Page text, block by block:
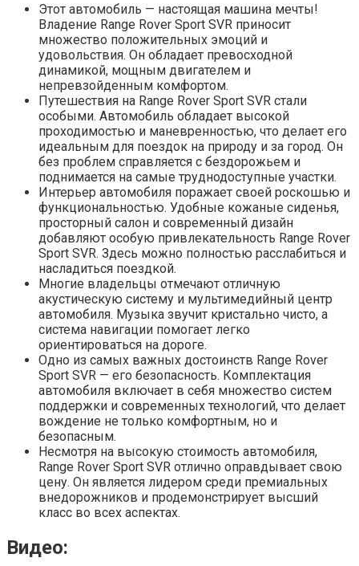
Этот автомобиль — настоящая машина мечты!
Владение Range Rover Sport SVR приносит
множество положительных эмоций и
удовольствия. Он обладает превосходной
динамикой, мощным двигателем и
непревзойденным комфортом.
Путешествия на Range Rover Sport SVR стали
особыми. Автомобиль обладает высокой
проходимостью и маневренностью, что делает его
идеальным для поездок на природу и за город. Он
без проблем справляется с бездорожьем и
поднимается на самые труднодоступные участки.
Интерьер автомобиля поражает своей роскошью и
функциональностью. Удобные кожаные сиденья,
просторный салон и современный дизайн
добавляют особую привлекательность Range Rover
Sport SVR. Здесь можно полностью расслабиться и
насладиться поездкой.
Многие владельцы отмечают отличную
акустическую систему и мультимедийный центр
автомобиля. Музыка звучит кристально чисто, а
система навигации помогает легко
ориентироваться на дороге.
Одно из самых важных достоинств Range Rover
Sport SVR — его безопасность. Комплектация
автомобиля включает в себя множество систем
поддержки и современных технологий, что делает
вождение не только комфортным, но и
безопасным.
Несмотря на высокую стоимость автомобиля,
Range Rover Sport SVR отлично оправдывает свою
цену. Он является лидером среди премиальных
внедорожников и продемонстрирует высший
класс во всех аспектах.
Видео: